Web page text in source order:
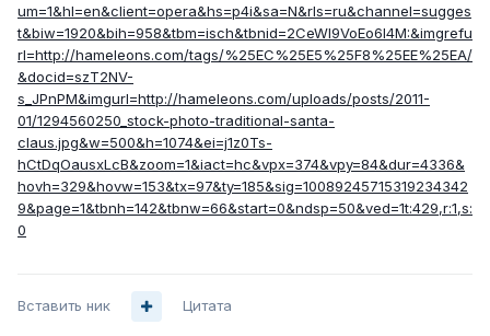
um=1&hl=en&client=opera&hs=p4i&sa=N&rls=ru&channel=sugges
t&biw=1920&bih=958&tbm=isch&tbnid=2CeWI9VoEo6I4M:&imgrefu
rl=http://hameleons.com/tags/%25EC%25E5%25F8%25EE%25EA/
&docid=szT2NV-
s_JPnPM&imgurl=http://hameleons.com/uploads/posts/2011-
01/1294560250_stock-photo-traditional-santa-
claus.jpg&w=500&h=1074&ei=j1z0Ts-
hCtDqOausxLcB&zoom=1&iact=hc&vpx=374&vpy=84&dur=4336&
hovh=329&hovw=153&tx=97&ty=185&sig=10089245715319234342
9&page=1&tbnh=142&tbnw=66&start=0&ndsp=50&ved=1t:429,r:1,s:
0
Вставить ник Цитата